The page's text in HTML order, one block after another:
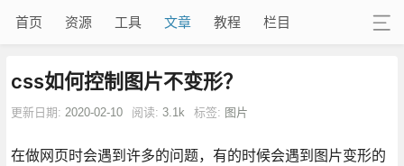
首页 资源 工具 文章 教程 栏目
css如何控制图片不变形？
更新日期: 2020-02-10 阅读: 3.1k 标签: 图片
在做网页时会遇到许多的问题，有的时候会遇到图片变形的